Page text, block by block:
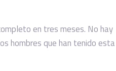
en tres meses. No hay
hombres que han tenido esta